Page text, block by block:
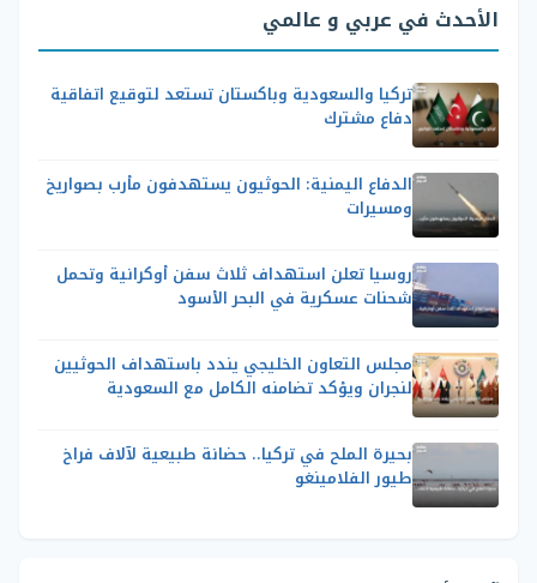
الأحدث في عربي و عالمي
تركيا والسعودية وباكستان تستعد لتوقيع اتفاقية
دفاع مشترك
الدفاع اليمنية: الحوثيون يستهدفون مأرب بصواريخ
ومسيرات
روسيا تعلن استهداف ثلاث سفن أوكرانية وتحمل
شحنات عسكرية في البحر الأسود
مجلس التعاون الخليجي يندد باستهداف الحوثيين
لنجران ويؤكد تضامنه الكامل مع السعودية
بحيرة الملح في تركيا.. حضانة طبيعية لآلاف فراخ
طيور الفلامينغو